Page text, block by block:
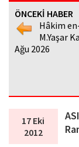
ÖNCEKİ HABER
Hâkim
M.Yaşar
Ağu 2026
17 Eki
2012